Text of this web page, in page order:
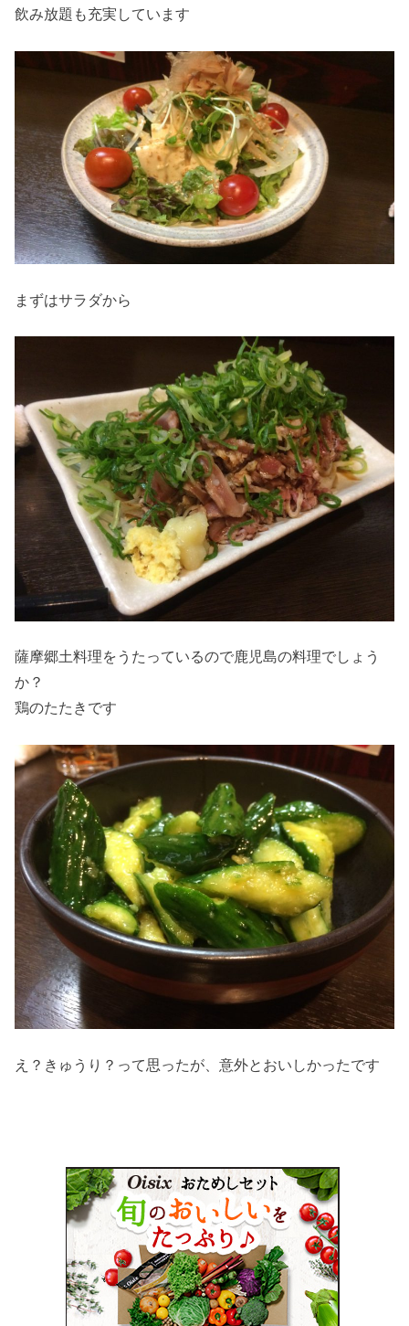
飲み放題も充実しています
まずはサラダから
薩摩郷土料理をうたっているので鹿児島の料理でしょう
か？
鶏のたたきです
え？きゅうり？って思ったが、意外とおいしかったです